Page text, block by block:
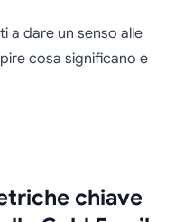
a dare un senso alle
cosa significano e
chiave